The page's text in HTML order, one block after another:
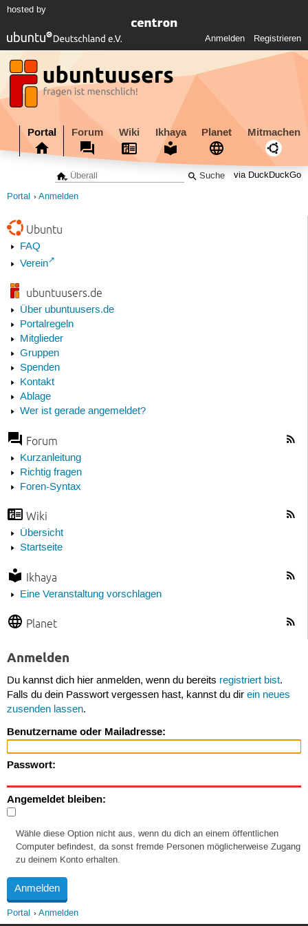
hosted by
Anmelden Registrieren
Portal Forum Wiki Ikhaya Planet Mitmachen
via DuckDuckGo
Portal Anmelden
Ubuntu
FAQ
Verein
ubuntuusers.de
Über ubuntuusers.de
Portalregeln
Mitglieder
Gruppen
Spenden
Kontakt
Ablage
Wer ist gerade angemeldet?
Forum
Kurzanleitung
Richtig fragen
Foren-Syntax
Wiki
Übersicht
Startseite
Ikhaya
Eine Veranstaltung vorschlagen
Planet
Anmelden
Du kannst dich hier anmelden, wenn du bereits registriert bist.
Falls du dein Passwort vergessen hast, kannst du dir ein neues
zusenden lassen.
Benutzername oder Mailadresse:
Passwort:
Angemeldet bleiben:
Wähle diese Option nicht aus, wenn du dich an einem öffentlichen
Computer befindest, da sonst fremde Personen möglicherweise Zugang
zu deinem Konto erhalten.
Portal Anmelden